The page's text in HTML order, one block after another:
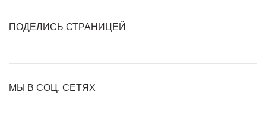
ПОДЕЛИСЬ СТРАНИЦЕЙ
МЫ В СОЦ. СЕТЯХ